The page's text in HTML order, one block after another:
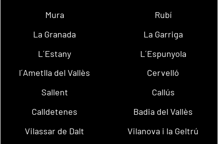
Mura
Rubí
La Granada
La Garriga
L´Estany
L´Espunyola
l´Ametlla del Vallès
Cervelló
Sallent
Callús
Calldetenes
Badia del Vallès
Vilassar de Dalt
Vilanova i la Geltrú